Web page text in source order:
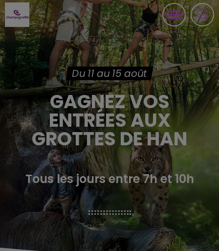
Du 11 au 15 août
GAGNEZ VOS
ENTRÉES AUX
GROTTES DE HAN
Tous les jours entre 7h et 10h